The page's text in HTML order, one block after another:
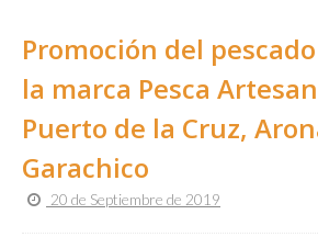
Promoción del
la marca Pesca
Puerto de la Cruz,
Garachico
20 de Septiembre de 2019